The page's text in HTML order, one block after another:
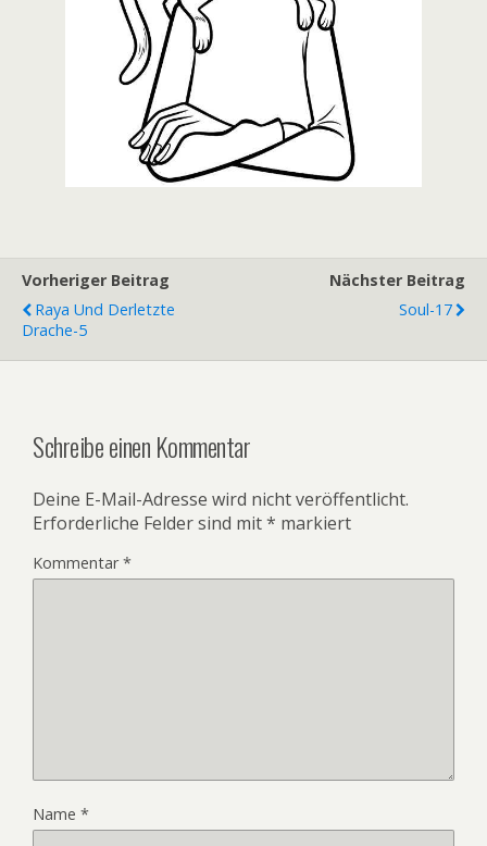
Vorheriger Beitrag
Raya Und Derletzte
Drache-5
Nächster Beitrag
Soul-17
Schreibe einen Kommentar
Deine E-Mail-Adresse wird nicht veröffentlicht.
Erforderliche Felder sind mit* markiert
Kommentar*
Name *